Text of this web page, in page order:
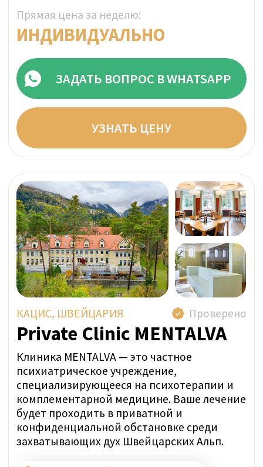
На любом этапе нам не требуется знать
ваше настоящее имя. Все платежи
осуществляются прозрачно и напрямую
в клинику — без скрытых комиссий и
наценок. (Многие клиники используют
отдельные платежные системы,
Получитебесплатную
Запросите предварительную
консультацию (10 минут) с нашей
опытной командой. В ходе нее наша
цель — понять Вас, Ваши потребности и
ожидания, чтобы подготовить
индивидуальную программу лечения.
Напишите на в WhatsApp+41 76 266 1457
или заполните форму: